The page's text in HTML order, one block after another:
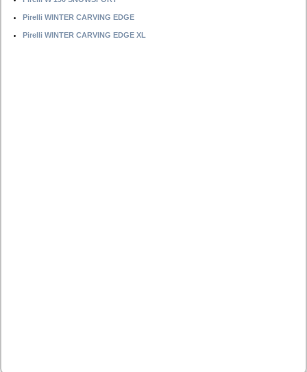
Pirelli WINTER CARVING EDGE
Pirelli WINTER CARVING EDGE XL